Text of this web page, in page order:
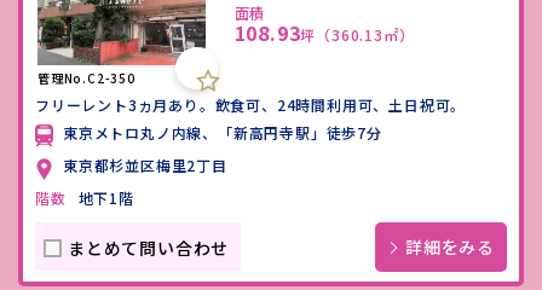
管理No.C2-350
面積
108.93坪 （360.13㎡）
フリーレント3ヵ月あり。飲食可、24時間利用可、土日祝可。
東京メトロ丸ノ内線、「新高円寺駅」徒歩7分
東京都杉並区梅里2丁目
階数
地下1階
まとめて問い合わせ 詳細をみる